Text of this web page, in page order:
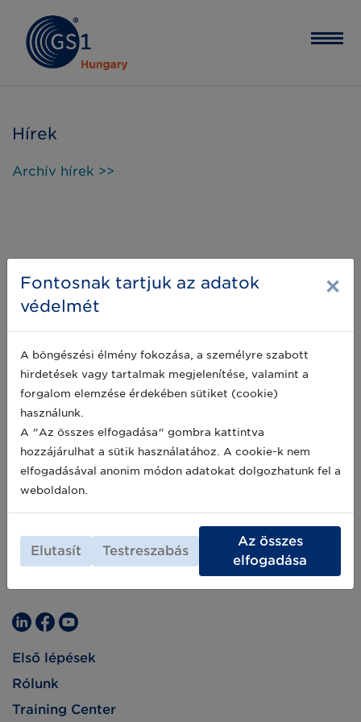
Hírek
Archív hírek >>
Első lépések
Rólunk
Training Center
Fontosnak tartjuk az adatok
védelmét
×
A böngészési élmény fokozása, a személyre szabott
hirdetések vagy tartalmak megjelenítése, valamint a
forgalom elemzése érdekében sütiket (cookie)
használunk.
A "Az összes elfogadása" gombra kattintva
hozzájárulhat a sütik használatához. A cookie-k nem
elfogadásával anonim módon adatokat dolgozhatunk fel a
weboldalon.
Elutasít Testreszabás
Az összes
elfogadása